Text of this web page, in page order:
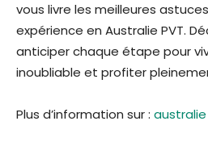
vous livre les meilleures
expérience en Australie PVT.
anticiper chaque étape pour
inoubliable et profiter
Plus d’information sur :